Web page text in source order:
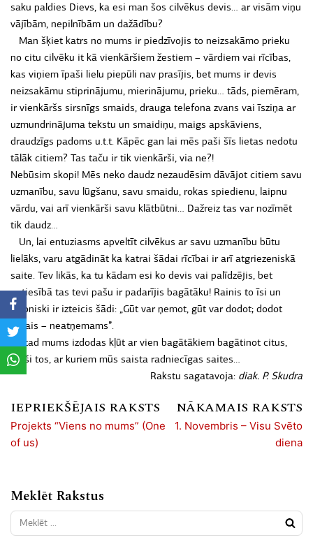
saku paldies Dievs, ka esi man šos cilvēkus devis… ar visām viņu
vājībām, nepilnībām un dažādību?
Man šķiet katrs no mums ir piedzīvojis to neizsakāmo prieku
no citu cilvēku it kā vienkāršiem žestiem – vārdiem vai rīcības,
kas viņiem īpaši lielu piepūli nav prasījis, bet mums ir devis
neizsakāmu stiprinājumu, mierinājumu, prieku… tāds, piemēram,
ir vienkāršs sirsnīgs smaids, drauga telefona zvans vai īsziņa ar
uzmundrinājuma tekstu un smaidiņu, maigs apskāviens,
draudzīgs padoms u.t.t. Kāpēc gan lai mēs paši šīs lietas nedotu
tālāk citiem? Tas taču ir tik vienkārši, via ne?!
Nebūsim skopi! Mēs neko daudz nezaudēsim dāvājot citiem savu
uzmanību, savu lūgšanu, savu smaidu, rokas spiedienu, laipnu
vārdu, vai arī vienkārši savu klātbūtni… Dažreiz tas var nozīmēt
tik daudz…
Un, lai entuziasms apveltīt cilvēkus ar savu uzmanību būtu
lielāks, varu atgādināt ka katrai šādai rīcībai ir arī atgriezeniskā
saite. Tev likās, ka tu kādam esi ko devis vai palīdzējis, bet
patiesībā tas tevi pašu ir padarījis bagātāku! Rainis to īsi un
lakoniski ir izteicis šādi: „Gūt var ņemot, gūt var dodot; dodot
gūtais – neatņemams”.
La tad mums izdodas kļūt ar vien bagātākiem bagātinot citus,
īpaši tos, ar kuriem mūs saista radniecīgas saites…
Rakstu sagatavoja: diak. P. Skudra
IEPRIEKŠĒJAIS RAKSTS
Projekts “Viens no mums” (One
of us)
NĀKAMAIS RAKSTS
1. Novembris – Visu Svēto
diena
Meklēt Rakstus